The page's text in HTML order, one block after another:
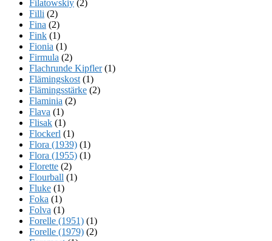
Filatowskiy (2)
Filli (2)
Fina (2)
Fink (1)
Fionia (1)
Firmula (2)
Flachrunde Kipfler(1)
Flämingskost (1)
Flämingsstärke (2)
Flaminia (2)
Flava (1)
Flisak (1)
Flockerl (1)
Flora (1939) (1)
Flora (1955) (1)
Florette (2)
Flourball (1)
Fluke (1)
Foka (1)
Folva (1)
Forelle (1951) (1)
Forelle (1979) (2)